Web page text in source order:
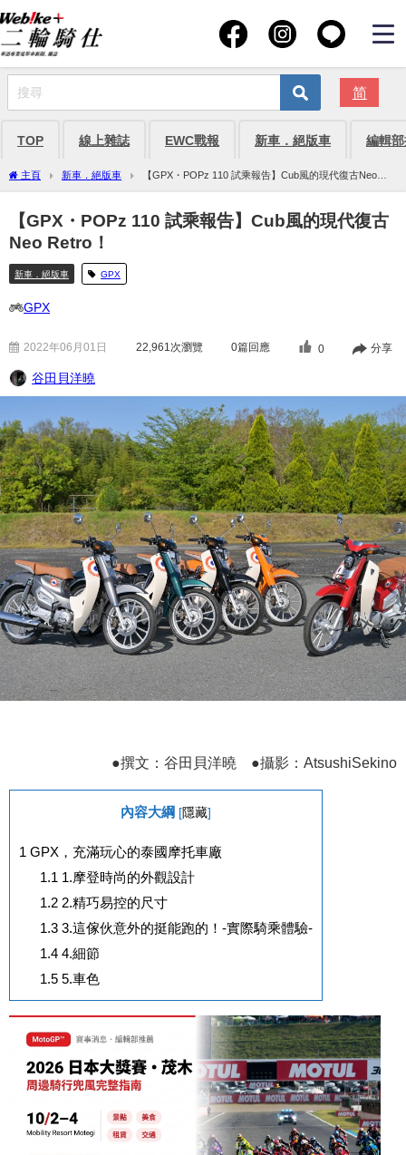
简
TOP 線上雜誌 EWC戰報 新車．絕版車 編輯
主頁 新車．絕版車
【GPX・POPz 110 試乘報告】Cub風的現代復古Neo
Retro！
【GPX・POPz 110 試乘報告】Cub風的現代復古
Neo Retro！
新車．絕版車 GPX
GPX
2022年06月01日 22,961 次瀏覽 0篇回應 0 分享
谷田貝洋曉
●撰文：谷田貝洋曉 ●攝影：AtsushiSekino
內容大綱 [隱藏]
1 GPX，充滿玩心的泰國摩托車廠
1.1 1.摩登時尚的外觀設計
1.22.精巧易控的尺寸
1.33.這傢伙意外的挺能跑的！-實際騎乘體驗-
1.44.細節
1.55.車色